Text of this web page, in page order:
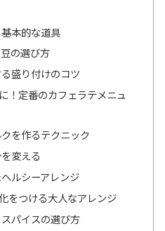
本的な道具
の選び方
盛り付けのコツ
！定番のカフェラテメニュ
を作るテクニック
変える
ルシーアレンジ
をつける大人なアレンジ
パイスの選び方